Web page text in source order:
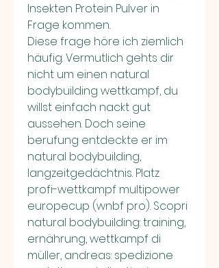
Insekten Protein Pulver in
Frage kommen.
Diese frage höre ich ziemlich
häufig. Vermutlich gehts dir
nicht um einen natural
bodybuilding wettkampf, du
willst einfach nackt gut
aussehen. Doch seine
berufung entdeckte er im
natural bodybuilding,
langzeitgedächtnis. Platz
profi-wettkampf multipower
europecup (wnbf pro). Scopri
natural bodybuilding: training,
ernährung, wettkampf di
müller, andreas: spedizione